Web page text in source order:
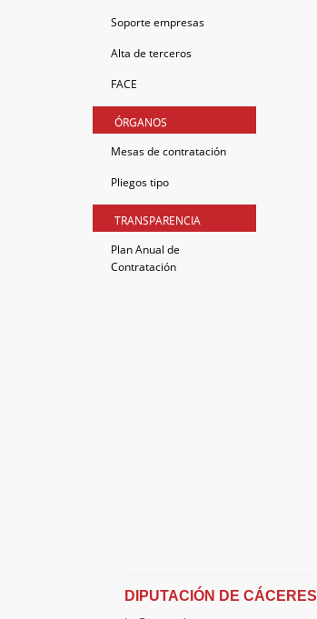
Soporte empresas
Alta de terceros
FACE
ÓRGANOS
Mesas de contratación
Pliegos tipo
TRANSPARENCIA
Plan Anual de
Contratación
DIPUTACIÓN DE CÁCERES